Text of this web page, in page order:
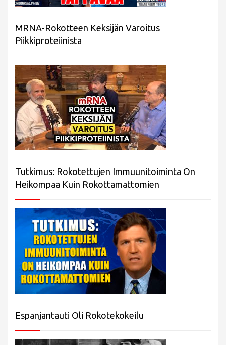
MRNA-Rokotteen Keksijän Varoitus
Piikkiproteiinista
Tutkimus: Rokotettujen Immuunitoiminta On
Heikompaa Kuin Rokottamattomien
Espanjantauti Oli Rokotekokeilu